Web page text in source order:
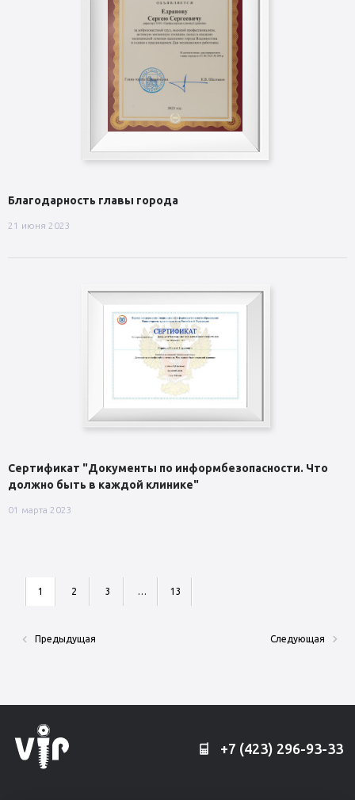
Благодарность главы города
21 июня 2023
Сертификат "Документы по информбезопасности. Что
должно быть в каждой клинике"
01 марта 2023
Предыдущая
1 2 3 … 13
Следующая
+7 (423) 296-93-33